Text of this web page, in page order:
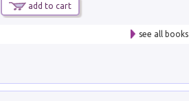
add to cart
see all books